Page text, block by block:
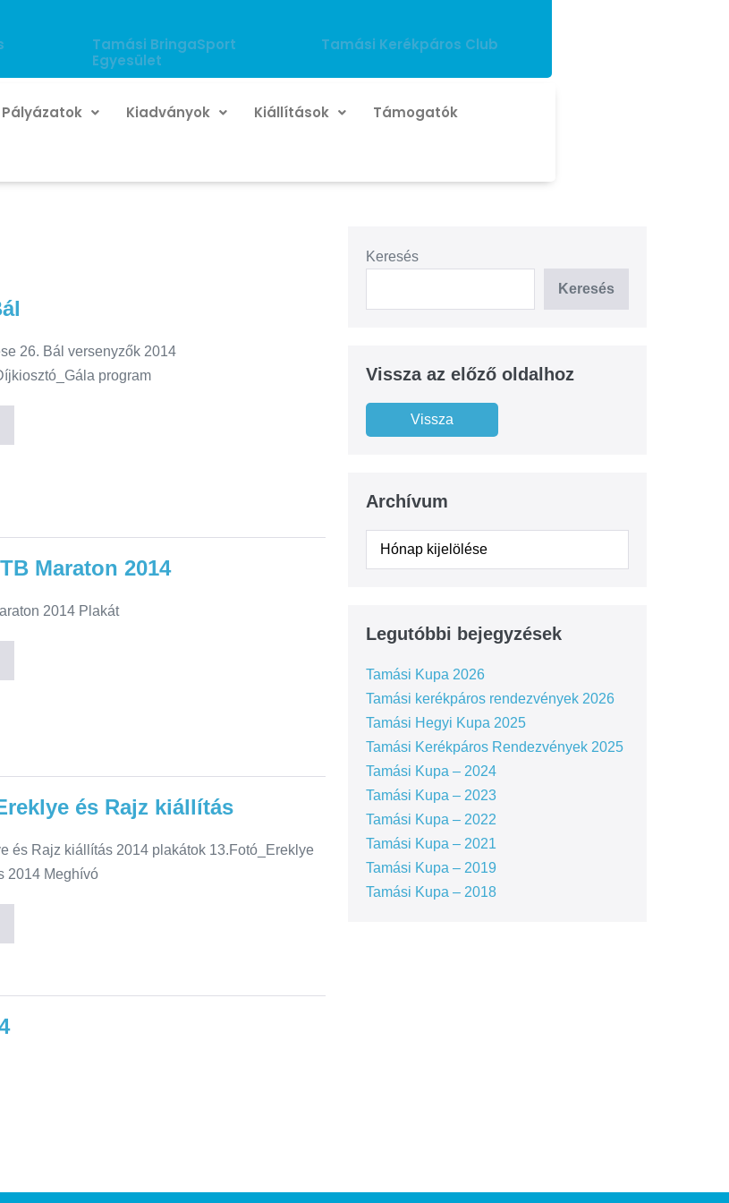
Tamási BringaSport
Egyesület
Tamási Kerékpáros Club
Pályázatok Kiadványok Kiállítások Támogatók
26. Bál versenyzők 2014
program
Maraton 2014
2014 Plakát
és Rajz kiállítás
és Rajz kiállítás 2014 plakátok 13.Fotó_Ereklye
2014 Meghívó
Keresés
Keresés
Vissza az előző oldalhoz
Archívum
Legutóbbi bejegyzések
Tamási Kupa 2026
Tamási kerékpáros rendezvények 2026
Tamási Hegyi Kupa 2025
Tamási Kerékpáros Rendezvények 2025
Tamási Kupa – 2024
Tamási Kupa – 2023
Tamási Kupa – 2022
Tamási Kupa – 2021
Tamási Kupa – 2019
Tamási Kupa – 2018